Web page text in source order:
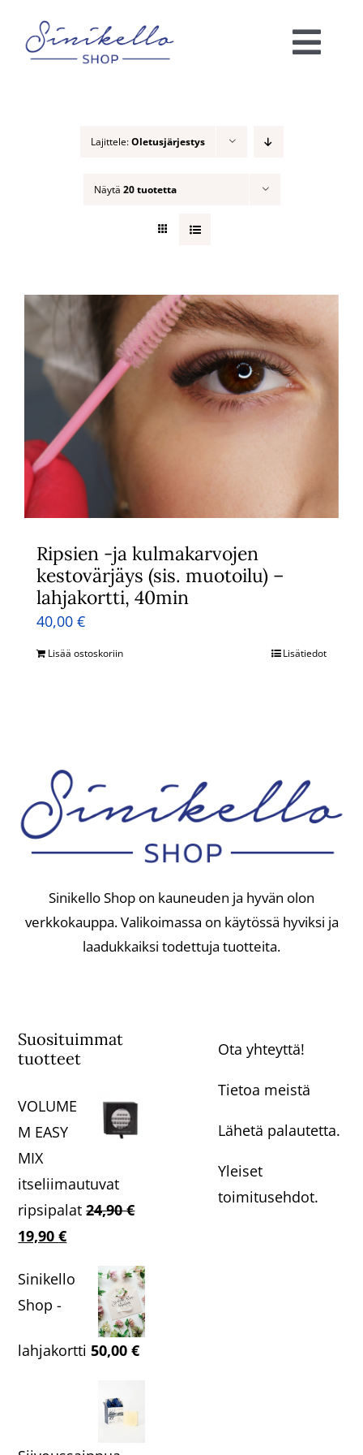
content
Ostoskori
Lajittele:Oletusjärjestys
Näytä 20 tuotetta
Ripsien -ja kulmakarvojen
kestovärjäys (sis. muotoilu) –
lahjakortti, 40min
40,00 €
Lisää ostoskoriin Lisätiedot
Sinikello Shop on kauneuden ja hyvän olon
verkkokauppa. Valikoimassa on käytössä hyviksi ja
laadukkaiksi todettuja tuotteita.
Suosituimmat
tuotteet
VOLUME
M EASY
MIX
itseliimautuvat
ripsipalat 24,90€
Alkuperäinen
oli:
24,90 €.
19,90€Nykyinen
on:
19,90 €.
Sinikello
Shop -
lahjakortti 50,00€
Ota yhteyttä!
Tietoa meistä
Lähetä palautetta.
Yleiset
toimitusehdot.